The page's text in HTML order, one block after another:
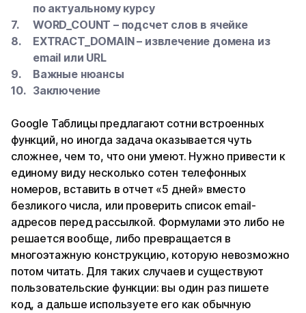
по актуальному курсу
WORD_COUNT – подсчет слов в ячейке
EXTRACT_DOMAIN – извлечение домена из
email или URL
Важные нюансы
Заключение
Google Таблицы предлагают сотни встроенных
функций, но иногда задача оказывается чуть
сложнее, чем то, что они умеют. Нужно привести к
единому виду несколько сотен телефонных
номеров, вставить в отчет «5 дней» вместо
безликого числа, или проверить список email-
адресов перед рассылкой. Формулами это либо не
решается вообще, либо превращается в
многоэтажную конструкцию, которую невозможно
потом читать. Для таких случаев и существуют
пользовательские функции: вы один раз пишете
код, а дальше используете его как обычную